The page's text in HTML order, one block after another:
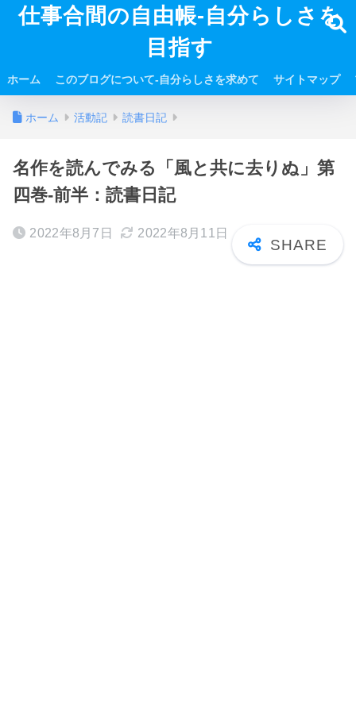
仕事合間の自由帳-自分らしさを
目指す
ホーム このブログについて-自分らしさを求めて サイトマップ
ホーム 活動記 読書日記
名作を読んでみる「風と共に去りぬ」第
四巻-前半：読書日記
2022年8月7日 2022年8月11日